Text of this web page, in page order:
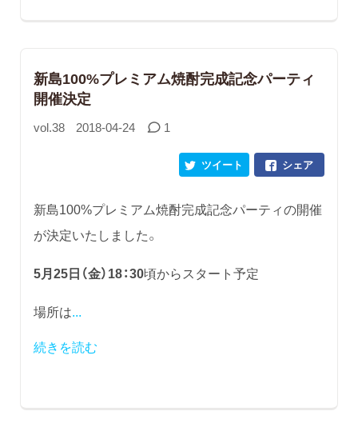
新島100%プレミアム焼酎完成記念パーティ
開催決定
vol.38 2018-04-24 1
シェア
ツイート
新島100%プレミアム焼酎完成記念パーティの開催
が決定いたしました。
5月25日（金）18：30頃からスタート予定
場所は...
続きを読む